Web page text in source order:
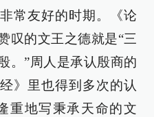
常友好的时期。《论
叹的文王之德就是“三
。”周人是承认殷商的
》里也得到多次的认
重地写秉承天命的文